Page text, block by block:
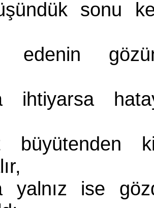
sonu
edenin
ihtiyarsa
büyütenden
yalnız ise